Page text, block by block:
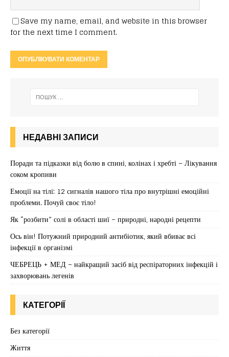
Save my name, email, and website in this browser
for the next time I comment.
НЕДАВНІ ЗАПИСИ
Поради та підказки від болю в спині, колінах і хребті – Лікування
соком кропиви
Емоції на тілі: 12 сигналів нашого тіла про внутрішні емоційні
проблеми. Почуй своє тіло!
Як “розбити” солі в області шиї – природні, народні рецепти
Ось він! Потужний природний антибіотик, який вбиває всі
інфекції в організмі
ЧЕБРЕЦЬ + МЕД – найкращий засіб від респіраторних інфекцій і
захворювань легенів
КАТЕГОРІЇ
Без категорії
Життя